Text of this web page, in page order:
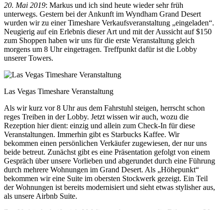
20. Mai 2019: Markus und ich sind heute wieder sehr früh
unterwegs. Gestern bei der Ankunft im Wyndham Grand Desert
wurden wir zu einer Timeshare Verkaufsveranstaltung „eingeladen“.
Neugierig auf ein Erlebnis dieser Art und mit der Aussicht auf $150
zum Shoppen haben wir uns für die erste Veranstaltung gleich
morgens um 8 Uhr eingetragen. Treffpunkt dafür ist die Lobby
unserer Towers.
Las Vegas Timeshare Veranstaltung
Als wir kurz vor 8 Uhr aus dem Fahrstuhl steigen, herrscht schon
reges Treiben in der Lobby. Jetzt wissen wir auch, wozu die
Rezeption hier dient: einzig und allein zum Check-In für diese
Veranstaltungen. Immerhin gibt es Starbucks Kaffee. Wir
bekommen einen persönlichen Verkäufer zugewiesen, der nur uns
beide betreut. Zunächst gibt es eine Präsentation gefolgt von einem
Gespräch über unsere Vorlieben und abgerundet durch eine Führung
durch mehrere Wohnungen im Grand Desert. Als „Höhepunkt“
bekommen wir eine Suite im obersten Stockwerk gezeigt. Ein Teil
der Wohnungen ist bereits modernisiert und sieht etwas stylisher aus,
als unsere Airbnb Suite.